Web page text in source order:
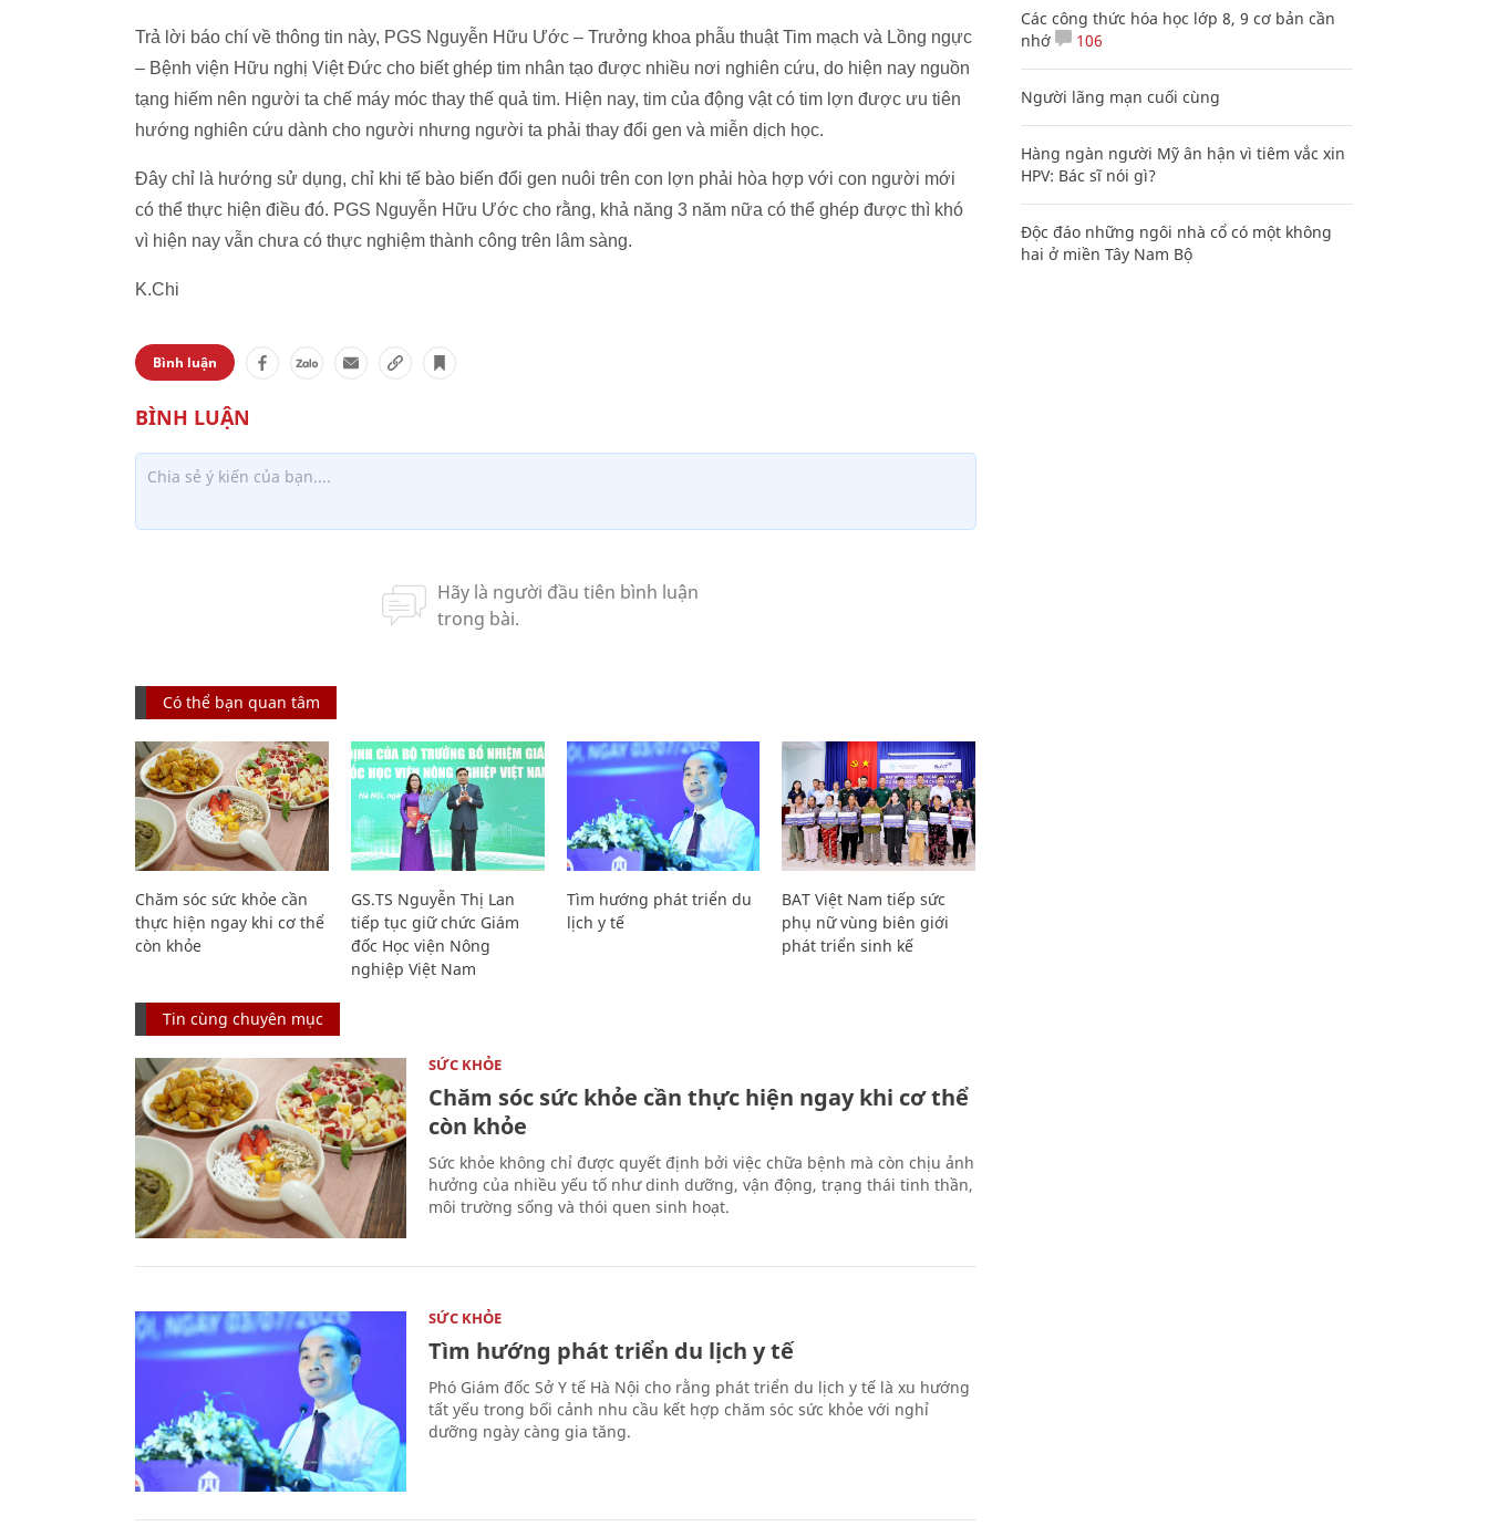
Trả lời báo chí về thông tin này, PGS Nguyễn Hữu Ước – Trưởng khoa phẫu thuật Tim mạch và Lồng ngực
– Bệnh viện Hữu nghị Việt Đức cho biết ghép tim nhân tạo được nhiều nơi nghiên cứu, do hiện nay nguồn
tạng hiếm nên người ta chế máy móc thay thế quả tim. Hiện nay, tim của động vật có tim lợn được ưu tiên
hướng nghiên cứu dành cho người nhưng người ta phải thay đổi gen và miễn dịch học.
Đây chỉ là hướng sử dụng, chỉ khi tế bào biến đổi gen nuôi trên con lợn phải hòa hợp với con người mới
có thể thực hiện điều đó. PGS Nguyễn Hữu Ước cho rằng, khả năng 3 năm nữa có thể ghép được thì khó
vì hiện nay vẫn chưa có thực nghiệm thành công trên lâm sàng.
K.Chi
Bình luận
Có thể bạn quan tâm
Chăm sóc sức khỏe cần
thực hiện ngay khi cơ thể
còn khỏe
GS.TS Nguyễn Thị Lan
tiếp tục giữ chức Giám
đốc Học viện Nông
nghiệp Việt Nam
Tìm hướng phát triển du
lịch y tế
BAT Việt Nam tiếp sức
phụ nữ vùng biên giới
phát triển sinh kế
Tin cùng chuyên mục
SỨC KHỎE
Chăm sóc sức khỏe cần thực hiện ngay khi cơ thể
còn khỏe
Sức khỏe không chỉ được quyết định bởi việc chữa bệnh mà còn chịu ảnh
hưởng của nhiều yếu tố như dinh dưỡng, vận động, trạng thái tinh thần,
môi trường sống và thói quen sinh hoạt.
SỨC KHỎE
Tìm hướng phát triển du lịch y tế
Phó Giám đốc Sở Y tế Hà Nội cho rằng phát triển du lịch y tế là xu hướng
tất yếu trong bối cảnh nhu cầu kết hợp chăm sóc sức khỏe với nghỉ
dưỡng ngày càng gia tăng.
Các công thức hóa học lớp 8, 9 cơ bản cần
nhớ
106
Người lãng mạn cuối cùng
Hàng ngàn người Mỹ ân hận vì tiêm vắc xin
HPV: Bác sĩ nói gì?
Độc đáo những ngôi nhà cổ có một không
hai ở miền Tây Nam Bộ